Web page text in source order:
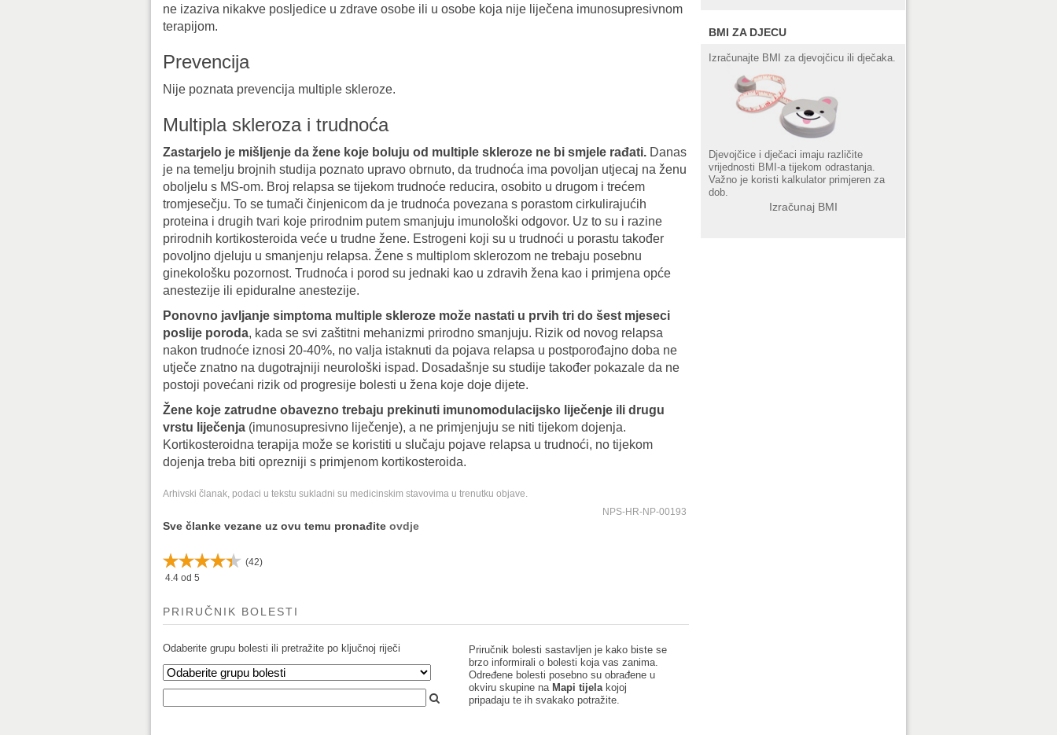
ne izaziva nikakve posljedice u zdrave osobe ili u osobe koja nije liječena imunosupresivnom
terapijom.
Prevencija
Nije poznata prevencija multiple skleroze.
Multipla skleroza i trudnoća
Zastarjelo je mišljenje da žene koje boluju od multiple skleroze ne bi smjele rađati. Danas
je na temelju brojnih studija poznato upravo obrnuto, da trudnoća ima povoljan utjecaj na ženu
oboljelu s MS-om. Broj relapsa se tijekom trudnoće reducira, osobito u drugom i trećem
tromjesečju. To se tumači činjenicom da je trudnoća povezana s porastom cirkulirajućih
proteina i drugih tvari koje prirodnim putem smanjuju imunološki odgovor. Uz to su i razine
prirodnih kortikosteroida veće u trudne žene. Estrogeni koji su u trudnoći u porastu također
povoljno djeluju u smanjenju relapsa. Žene s multiplom sklerozom ne trebaju posebnu
ginekološku pozornost. Trudnoća i porod su jednaki kao u zdravih žena kao i primjena opće
anestezije ili epiduralne anestezije.
Ponovno javljanje simptoma multiple skleroze može nastati u prvih tri do šest mjeseci
poslije poroda, kada se svi zaštitni mehanizmi prirodno smanjuju. Rizik od novog relapsa
nakon trudnoće iznosi 20-40%, no valja istaknuti da pojava relapsa u postporođajno doba ne
utječe znatno na dugotrajniji neurološki ispad. Dosadašnje su studije također pokazale da ne
postoji povećani rizik od progresije bolesti u žena koje doje dijete.
Žene koje zatrudne obavezno trebaju prekinuti imunomodulacijsko liječenje ili drugu
vrstu liječenja (imunosupresivno liječenje), a ne primjenjuju se niti tijekom dojenja.
Kortikosteroidna terapija može se koristiti u slučaju pojave relapsa u trudnoći, no tijekom
dojenja treba biti oprezniji s primjenom kortikosteroida.
Arhivski članak, podaci u tekstu sukladni su medicinskim stavovima u trenutku objave.
NPS-HR-NP-00193
Sve članke vezane uz ovu temu pronađite ovdje
(42)
4.4 od 5
PRIRUČNIK BOLESTI
Odaberite grupu bolesti ili pretražite po ključnoj riječi
Priručnik bolesti sastavljen je kako biste se
brzo informirali o bolesti koja vas zanima.
Određene bolesti posebno su obrađene u
okviru skupine na Mapi tijelakojoj
pripadaju te ih svakako potražite.
BMI ZA DJECU
Izračunajte BMI za djevojčicu ili dječaka.
Djevojčice i dječaci imaju različite
vrijednosti BMI-a tijekom odrastanja.
Važno je koristi kalkulator primjeren za
dob.
Izračunaj BMI